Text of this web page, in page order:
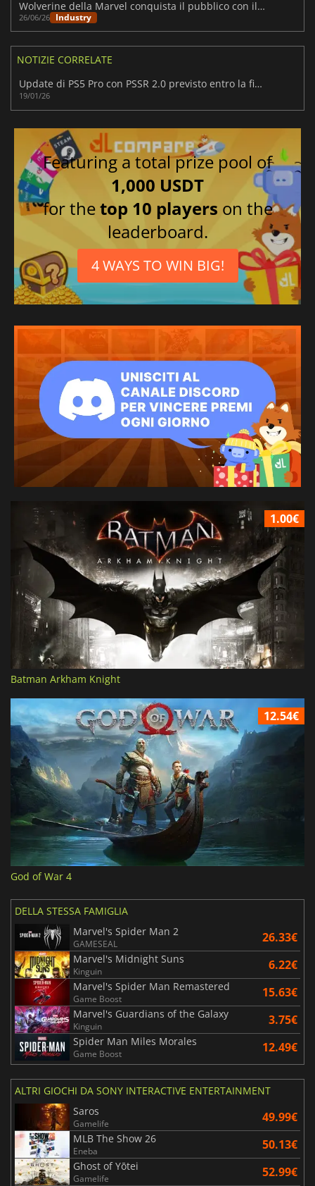
Wolverine della Marvel conquista il pubblico con il disco fisico
26/06/26 Industry
NOTIZIE CORRELATE
Update di PS5 Pro con PSSR 2.0 previsto entro la fine di marzo
19/01/26
Featuring a total prize pool of
1,000 USDT
for thetop 10 players on the
leaderboard.
4 WAYS TO WIN BIG!
1.00€
Batman Arkham Knight
12.54€
God of War 4
DELLA STESSA FAMIGLIA
Marvel's Spider Man 2
GAMESEAL 26.33€
Marvel's Midnight Suns
Kinguin 6.22€
Marvel's Spider Man Remastered
Game Boost 15.63€
Marvel's Guardians of the Galaxy
Kinguin 3.75€
Spider Man Miles Morales
Game Boost 12.49€
ALTRI GIOCHI DA SONY INTERACTIVE ENTERTAINMENT
Saros
Gamelife 49.99€
MLB The Show 26
Eneba 50.13€
Ghost of Yōtei
Gamelife 52.99€